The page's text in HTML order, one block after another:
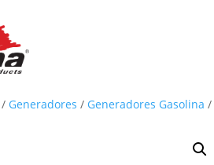
/ Generadores / Generadores Gasolina /